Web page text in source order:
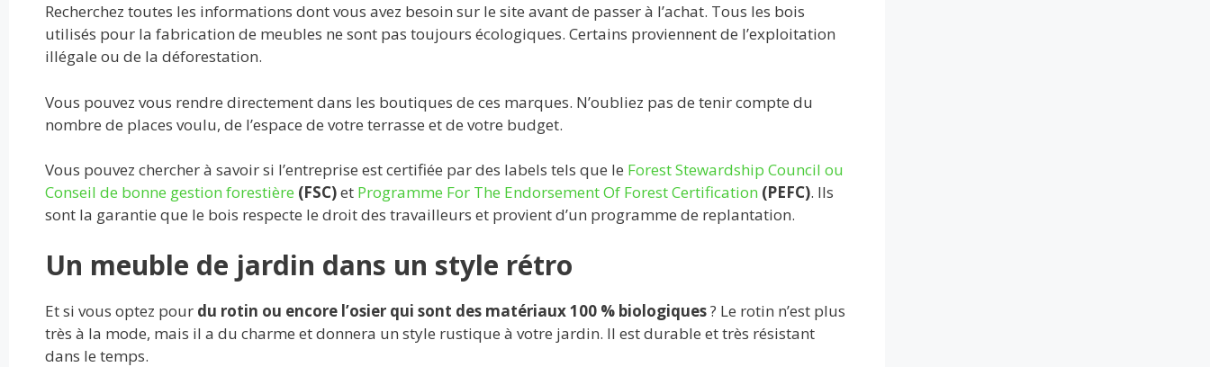
Recherchez toutes les informations dont vous avez besoin sur le site avant de passer à l’achat. Tous les bois
utilisés pour la fabrication de meubles ne sont pas toujours écologiques. Certains proviennent de l’exploitation
illégale ou de la déforestation.
Vous pouvez vous rendre directement dans les boutiques de ces marques. N’oubliez pas de tenir compte du
nombre de places voulu, de l’espace de votre terrasse et de votre budget.
Vous pouvez chercher à savoir si l’entreprise est certifiée par des labels tels que le Forest Stewardship Council ou
Conseil de bonne gestion forestière (FSC)et Programme For The Endorsement Of Forest Certification (PEFC). Ils
sont la garantie que le bois respecte le droit des travailleurs et provient d’un programme de replantation.
Un meuble de jardin dans un style rétro
Et si vous optez pour du rotin ou encore l’osier qui sont des matériaux 100 % biologiques? Le rotin n’est plus
très à la mode, mais il a du charme et donnera un style rustique à votre jardin. Il est durable et très résistant
dans le temps.